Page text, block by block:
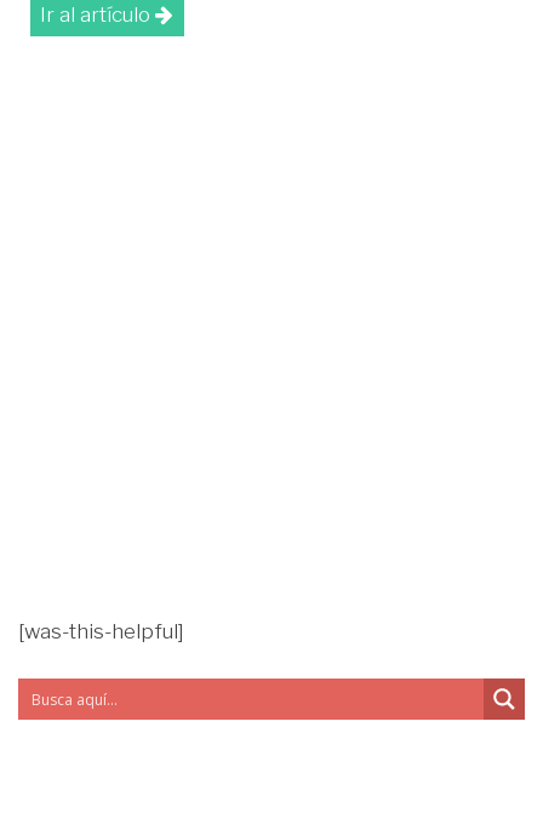
Ir al artículo
[was-this-helpful]